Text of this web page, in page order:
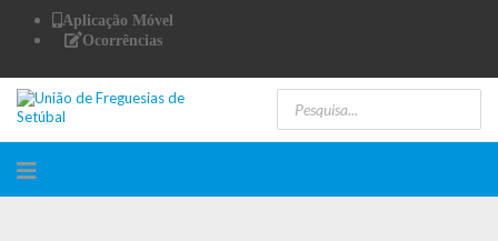
Aplicação Móvel
Ocorrências